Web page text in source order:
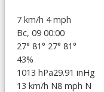
7 km/h 4 mph
Вс, 09 00:00
27° 81° 27° 81°
43%
1013 hPa29.91 inHg
13 km/h N8 mph N